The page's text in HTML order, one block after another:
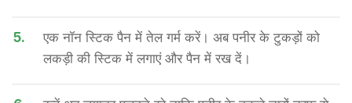
5.
एक नॉन स्टिक पैन में तेल गर्म करें। अब पनीर के टुकड़ों को
लकड़ी की स्टिक में लगाएं और पैन में रख दें।